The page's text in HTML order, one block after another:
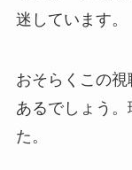
迷しています。
おそらくこの
あるでしょう
た。